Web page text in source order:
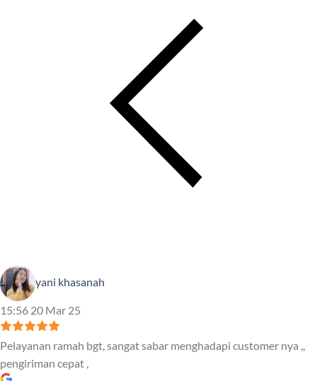
yani khasanah
15:56 20 Mar 25
Pelayanan ramah bgt, sangat sabar menghadapi customer nya ,,
pengiriman cepat ,